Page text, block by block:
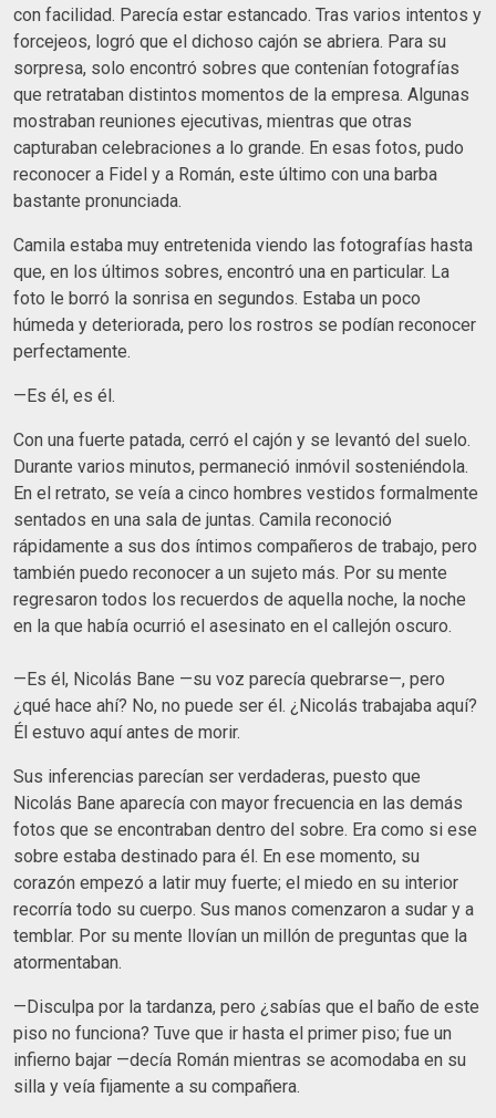
con facilidad. Parecía estar estancado. Tras varios intentos y
forcejeos, logró que el dichoso cajón se abriera. Para su
sorpresa, solo encontró sobres que contenían fotografías
que retrataban distintos momentos de la empresa. Algunas
mostraban reuniones ejecutivas, mientras que otras
capturaban celebraciones a lo grande. En esas fotos, pudo
reconocer a Fidel y a Román, este último con una barba
bastante pronunciada.
Camila estaba muy entretenida viendo las fotografías hasta
que, en los últimos sobres, encontró una en particular. La
foto le borró la sonrisa en segundos. Estaba un poco
húmeda y deteriorada, pero los rostros se podían reconocer
perfectamente.
—Es él, es él.
Con una fuerte patada, cerró el cajón y se levantó del suelo.
Durante varios minutos, permaneció inmóvil sosteniéndola.
En el retrato, se veía a cinco hombres vestidos formalmente
sentados en una sala de juntas. Camila reconoció
rápidamente a sus dos íntimos compañeros de trabajo, pero
también puedo reconocer a un sujeto más. Por su mente
regresaron todos los recuerdos de aquella noche, la noche
en la que había ocurrió el asesinato en el callejón oscuro.
—Es él, Nicolás Bane —su voz parecía quebrarse—, pero
¿qué hace ahí? No, no puede ser él. ¿Nicolás trabajaba aquí?
Él estuvo aquí antes de morir.
Sus inferencias parecían ser verdaderas, puesto que
Nicolás Bane aparecía con mayor frecuencia en las demás
fotos que se encontraban dentro del sobre. Era como si ese
sobre estaba destinado para él. En ese momento, su
corazón empezó a latir muy fuerte; el miedo en su interior
recorría todo su cuerpo. Sus manos comenzaron a sudar y a
temblar. Por su mente llovían un millón de preguntas que la
atormentaban.
—Disculpa por la tardanza, pero ¿sabías que el baño de este
piso no funciona? Tuve que ir hasta el primer piso; fue un
infierno bajar —decía Román mientras se acomodaba en su
silla y veía fijamente a su compañera.